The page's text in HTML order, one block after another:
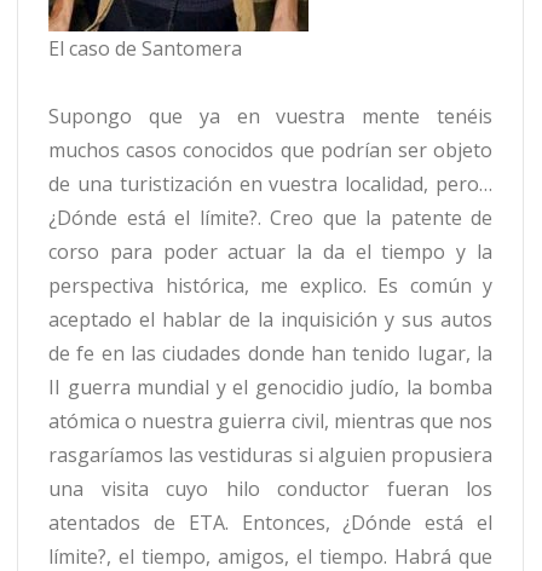
El caso de Santomera
Supongo que ya en vuestra mente tenéis
muchos casos conocidos que podrían ser objeto
de una turistización en vuestra localidad, pero…
¿Dónde está el límite?. Creo que la patente de
corso para poder actuar la da el tiempo y la
perspectiva histórica, me explico. Es común y
aceptado el hablar de la inquisición y sus autos
de fe en las ciudades donde han tenido lugar, la
II guerra mundial y el genocidio judío, la bomba
atómica o nuestra guierra civil, mientras que nos
rasgaríamos las vestiduras si alguien propusiera
una visita cuyo hilo conductor fueran los
atentados de ETA. Entonces, ¿Dónde está el
límite?, el tiempo, amigos, el tiempo. Habrá que